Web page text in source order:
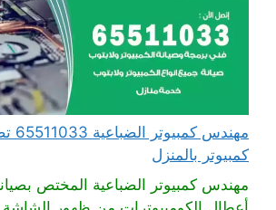
كمبيوتر بالمنزل
مهندس كمبيوتر الضباعية المختص